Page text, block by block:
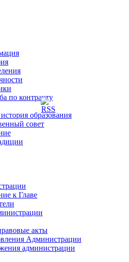
по контракту
образования
совет
к Главе
акты
Администрации
администрации